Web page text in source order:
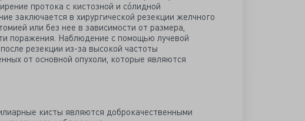
протока с кистозной и сóлидной
заключается в хирургической резекции желчного
или без нее в зависимости от размера,
поражения. Наблюдение с помощью лучевой
резекции из-за высокой частоты
от основной опухоли, которые являются
кисты являются доброкачественными